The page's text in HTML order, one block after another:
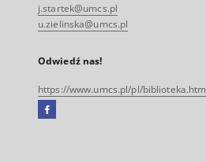
j.startek@umcs.pl
u.zielinska@umcs.pl
Odwiedź nas!
https://www.umcs.pl/pl/biblioteka.htm
Facebook